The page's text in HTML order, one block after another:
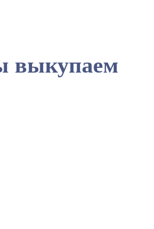
выкупаем